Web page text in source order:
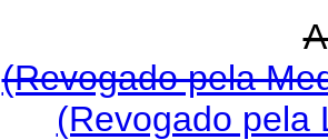
(Revogado pela
(Revogado pela